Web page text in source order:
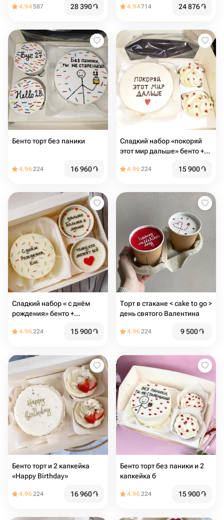
4.94587 28 390֏ 4.94714 24 876֏
Бенто торт без паники
4.96224 16 960֏
Сладкий набор «покоряй
этот мир дальше» бенто +
4.96224 15 900֏
Сладкий набор « с днём
рождения» бенто +
4.96224 15 900֏
Торт в стакане < cake to go >
день святого Валентина
4.96224 9 500֏
Бенто торт и 2 капкейка
«Happy Birthday»
4.96224 16 960֏
Бенто торт без паники и 2
капкейка б
4.96224 15 900֏